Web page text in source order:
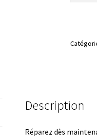
KSG
Dump
Description
Réparez dès